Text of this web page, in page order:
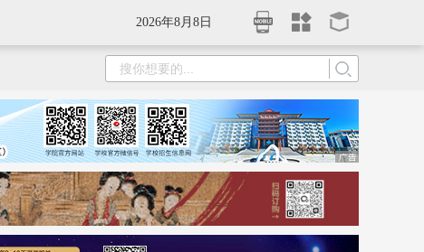
2026年8月8日